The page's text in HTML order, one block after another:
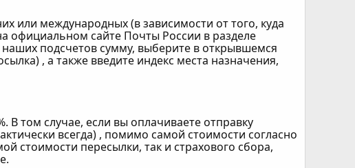
или международных (в зависимости от того, куда
официальном сайте Почты России в разделе
подсчетов сумму, выберите в открывшемся
, а также введите индекс места назначения,
том случае, если вы оплачиваете отправку
всегда) , помимо самой стоимости согласно
стоимости пересылки, так и страхового сбора,